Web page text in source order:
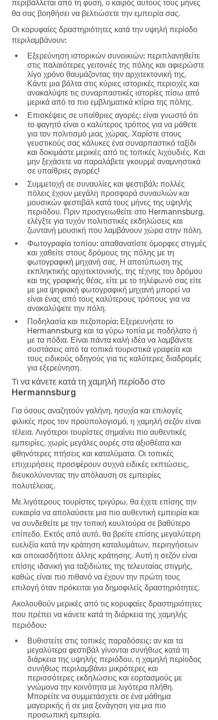
περιβάλλεται από τη φύση, ο καιρός αυτούς τους μήνες
θα σας βοηθήσει να βελτιώσετε την εμπειρία σας.
Οι κορυφαίες δραστηριότητες κατά την υψηλή περίοδο
περιλαμβάνουν:
Εξερεύνηση ιστορικών συνοικιών: περιπλανηθείτε
στις παλαιότερες γειτονιές της πόλης και αφιερώστε
λίγο χρόνο θαυμάζοντας την αρχιτεκτονική της.
Κάντε μια βόλτα στις κύριες ιστορικές περιοχές και
ανακαλύψτε τις συναρπαστικές ιστορίες πίσω από
μερικά από τα πιο εμβληματικά κτίρια της πόλης.
Επισκέψεις σε υπαίθριες αγορές: είναι γνωστό ότι
το φαγητό είναι ο καλύτερος τρόπος για να μάθετε
για τον πολιτισμό μιας χώρας. Χαρίστε στους
γευστικούς σας κάλυκες ένα συναρπαστικό ταξίδι
και δοκιμάστε μερικές από τις τοπικές λιχουδιές. Και
μην ξεχάσετε να παραλάβετε γκουρμέ αναμνηστικά
σε υπαίθριες αγορές!
Συμμετοχή σε συναυλίες και φεστιβάλ: πολλές
πόλεις έχουν μεγάλη προσφορά συναυλιών και
μουσικών φεστιβάλ κατά τους μήνες της υψηλής
περιόδου. Πριν προσγειωθείτε στο Hermannsburg,
ελέγξτε για τυχόν πολιτιστικές εκδηλώσεις και
ζωντανή μουσική που λαμβάνουν χώρα στην πόλη.
Φωτογραφία τοπίου: απαθανατίστε όμορφες στιγμές
και χαθείτε στους δρόμους της πόλης με τη
φωτογραφική μηχανή σας. Η αποτύπωση της
εκπληκτικής αρχιτεκτονικής, της τέχνης του δρόμου
και της γραφικής θέας, είτε με το τηλέφωνό σας είτε
με μια ψηφιακή φωτογραφική μηχανή μπορεί να
είναι ένας από τους καλύτερους τρόπους για να
ανακαλύψετε την πόλη.
Ποδηλασία και πεζοπορία: Εξερευνήστε το
Hermannsburg και τα γύρω τοπία με ποδήλατο ή
με τα πόδια. Είναι πάντα καλή ιδέα να λαμβάνετε
συστάσεις από τα τοπικά τουριστικά γραφεία και
τους ειδικούς οδηγούς για τις καλύτερες διαδρομές
για εξερεύνηση.
Τι να κάνετε κατά τη χαμηλή περίοδο στο
Hermannsburg
Για όσους αναζητούν γαλήνη, ησυχία και επιλογές
φιλικές προς τον προϋπολογισμό, η χαμηλή σεζόν είναι
τέλεια. Λιγότεροι τουρίστες σημαίνει πιο αυθεντικές
εμπειρίες, χωρίς μεγάλες ουρές στα αξιοθέατα και
φθηνότερες πτήσεις και καταλύματα. Οι τοπικές
επιχειρήσεις προσφέρουν συχνά ειδικές εκπτώσεις,
διευκολύνοντας την απόλαυση σε εμπειρίες
πολυτέλειας.
Με λιγότερους τουρίστες τριγύρω, θα έχετε επίσης την
ευκαιρία να απολαύσετε μια πιο αυθεντική εμπειρία και
να συνδεθείτε με την τοπική κουλτούρα σε βαθύτερο
επίπεδο. Εκτός από αυτό, θα βρείτε επίσης μεγαλύτερη
ευελιξία κατά την κράτηση καταλυμάτων, περιηγήσεων
και οποιασδήποτε άλλης κράτησης. Αυτή η σεζόν είναι
επίσης ιδανική για ταξιδιώτες της τελευταίας στιγμής,
καθώς είναι πιο πιθανό να έχουν την πρώτη τους
επιλογή όταν πρόκειται για δημοφιλείς δραστηριότητες.
Ακολουθούν μερικές από τις κορυφαίες δραστηριότητες
που πρέπει να κάνετε κατά τη διάρκεια της χαμηλής
περιόδου:
Βυθιστείτε στις τοπικές παραδόσεις: αν και τα
μεγαλύτερα φεστιβάλ γίνονται συνήθως κατά τη
διάρκεια της υψηλής περιόδου, η χαμηλή περίοδος
συνήθως περιλαμβάνει μικρότερες και
περισσότερες εκδηλώσεις και εορτασμούς με
γνώμονα την κοινότητα με λιγότερα πλήθη.
Μπορείτε να συμμετάσχετε σε ένα μάθημα
μαγειρικής ή σε μια ξενάγηση για μια πιο
προσωπική εμπειρία.